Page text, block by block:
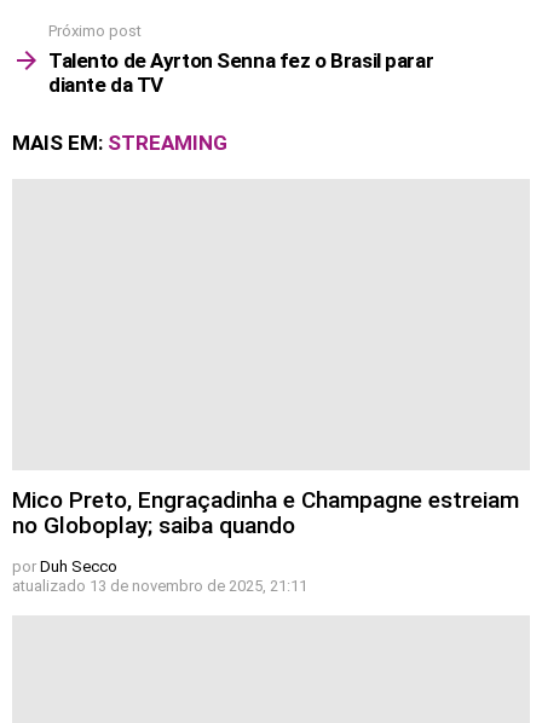
Próximo post
Talento de Ayrton Senna fez o Brasil parar
diante da TV
MAIS EM: STREAMING
Mico Preto, Engraçadinha e Champagne estreiam
no Globoplay; saiba quando
por Duh Secco
atualizado 13 de novembro de 2025, 21:11